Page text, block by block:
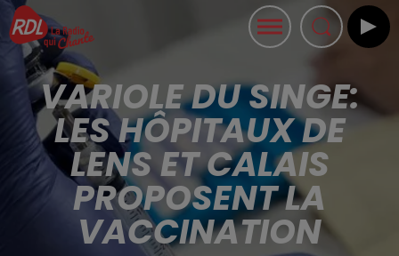
VARIOLE DU SINGE:
LES HÔPITAUX DE
LENS ET CALAIS
PROPOSENT LA
VACCINATION